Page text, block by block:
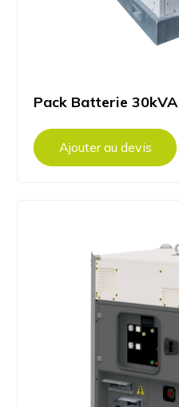
Pack Batterie 30kVA
Ajouter au devis